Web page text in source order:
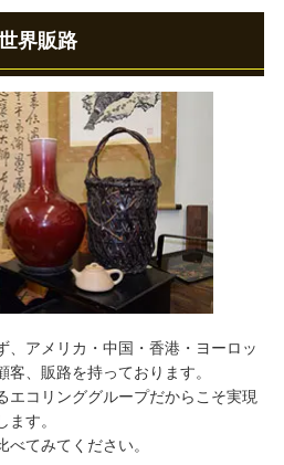
界販路
、アメリカ・中国・香港・ヨーロッ
、販路を持っております。
エコリンググループだからこそ実現
す。
てみてください。